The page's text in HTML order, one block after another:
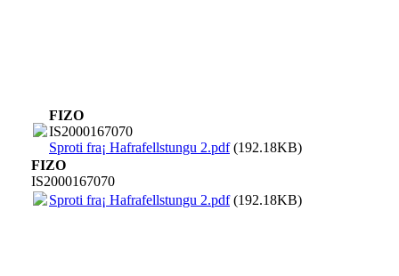
FIZO
IS2000167070
Sproti fra¡ Hafrafellstungu 2.pdf(192.18KB)
FIZO
IS2000167070
Sproti fra¡ Hafrafellstungu 2.pdf(192.18KB)